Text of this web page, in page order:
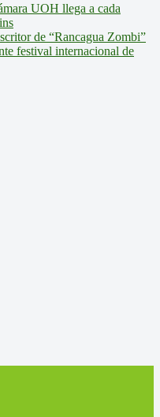
UOH llega a cada
de “Rancagua Zombi”
festival internacional de